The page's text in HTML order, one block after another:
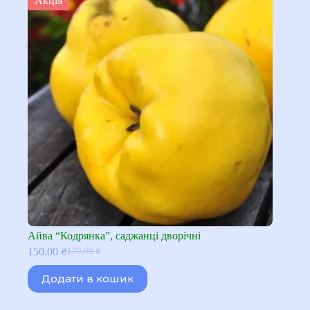
Айва “Кодрянка”, саджанці дворічні
170,00₴
Оригінальна
ціна:
170,00 ₴.
150,00 ₴Поточна
ціна:
150,00 ₴.
Додати в кошик